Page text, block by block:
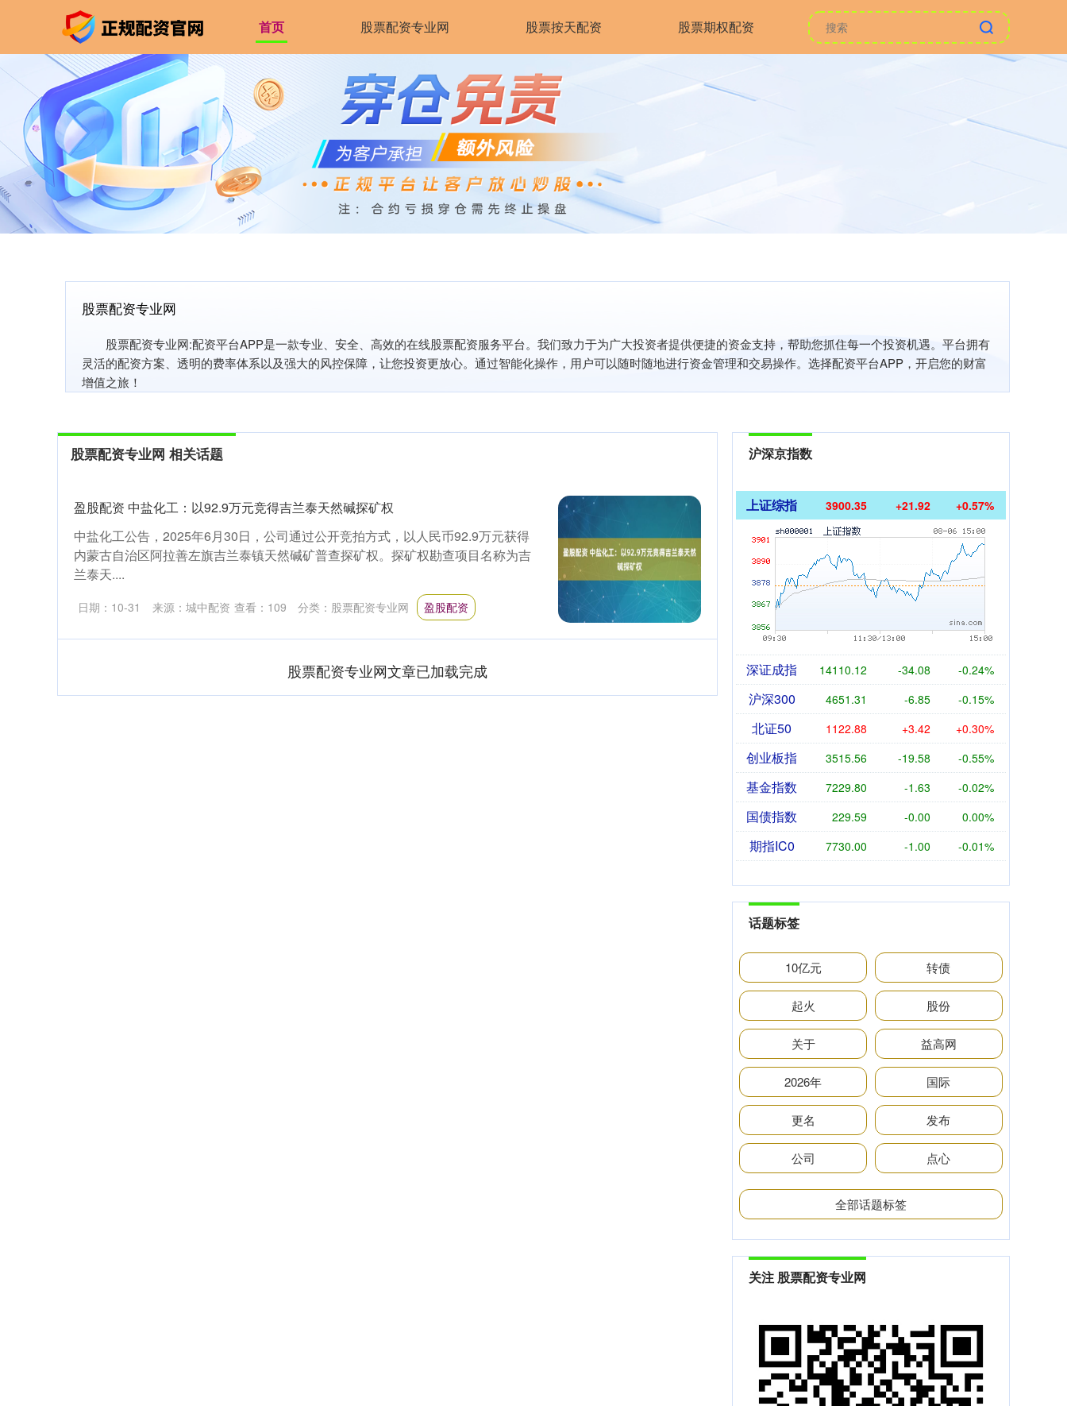
首页 股票配资专业网 股票按天配资 股票期权配资
股票配资专业网
股票配资专业网:配资平台APP是一款专业、安全、高效的在线股票配资服务平台。我们致力于为广大投资者提供便捷的资金支持，帮助您抓住每一个投资机遇。平台拥有
灵活的配资方案、透明的费率体系以及强大的风控保障，让您投资更放心。通过智能化操作，用户可以随时随地进行资金管理和交易操作。选择配资平台APP，开启您的财富
增值之旅！
股票配资专业网 相关话题
盈股配资 中盐化工：以92.9万元竞得吉兰泰天然碱探矿权
中盐化工公告，2025年6月30日，公司通过公开竞拍方式，以人民币92.9万元获得
内蒙古自治区阿拉善左旗吉兰泰镇天然碱矿普查探矿权。探矿权勘查项目名称为吉
兰泰天....
日期：10-31 来源：城中配资 查看： 109 分类： 股票配资专业网 盈股配资
股票配资专业网文章已加载完成
沪深京指数
上证综指 3900.35 +21.92 +0.57%
深证成指 14110.12 -34.08 -0.24%
沪深300 4651.31 -6.85 -0.15%
北证50 1122.88 +3.42 +0.30%
创业板指 3515.56 -19.58 -0.55%
基金指数 7229.80 -1.63 -0.02%
国债指数 229.59 -0.00 0.00%
期指IC0 7730.00 -1.00 -0.01%
话题标签
10亿元 转债
起火 股份
关于 益高网
2026年 国际
更名 发布
公司 点心
全部话题标签
关注 股票配资专业网